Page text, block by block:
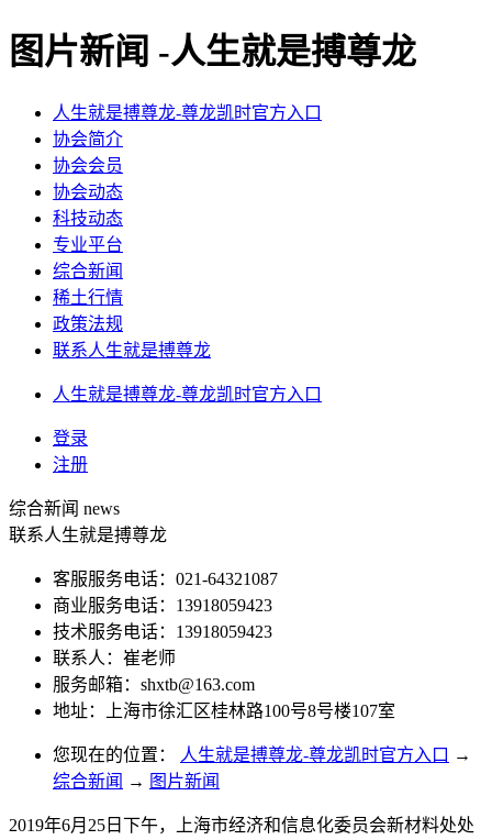
图片新闻 -人生就是搏尊龙
人生就是搏尊龙-尊龙凯时官方入口
协会简介
协会会员
协会动态
科技动态
专业平台
综合新闻
稀土行情
政策法规
联系人生就是搏尊龙
人生就是搏尊龙-尊龙凯时官方入口
登录
注册
综合新闻 news
联系人生就是搏尊龙
客服服务电话：021-64321087
商业服务电话：13918059423
技术服务电话：13918059423
联系人：崔老师
服务邮箱： shxtb@163.com
地址：上海市徐汇区桂林路100号8号楼107室
您现在的位置： 人生就是搏尊龙-尊龙凯时官方入口 →
综合新闻 → 图片新闻
2019年6月25日下午，上海市经济和信息化委员会新材料处处